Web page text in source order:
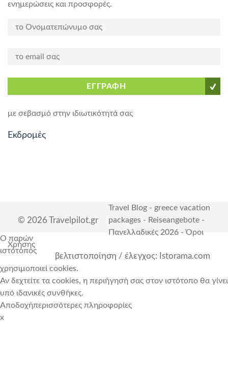
ενημερώσεις και προσφορές.
ΕΓΓΡΑΦΗ
με σεβασμό στην ιδιωτικότητά σας
Εκδρομές
© 2026 Travelpilot.gr
Travel Blog - greece vacation
packages - Reiseangebote -
Πανελλαδικές 2026 -Όροι
Χρήσης
βελτιστοποίηση / έλεγχος: Istorama.com
Ο παρών
ιστότοπος
χρησιμοποιεί cookies.
Αν δεχτείτε τα cookies, η περιήγησή σας στον ιστότοπο θα γίνει
υπό ιδανικές συνθήκες.
Αποδοχήπερισσότερες πληροφορίες
x